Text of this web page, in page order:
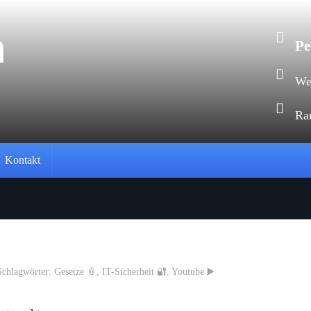
Kontakt
Gesetze 📎 , IT-Sicherheit 🔐, Youtube ▶️